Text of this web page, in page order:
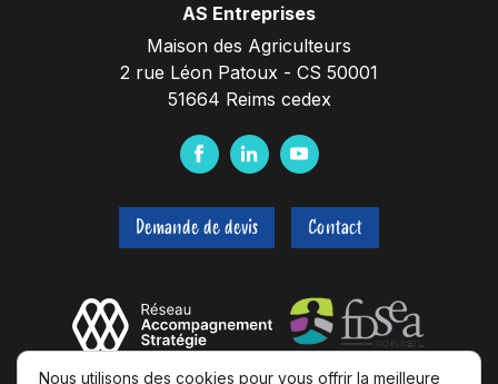
AS Entreprises
Maison des Agriculteurs
2 rue Léon Patoux - CS 50001
51664 Reims cedex
F
c
e
o
k
L
n
k
I
n
Y
u
t
b
e
Demande de devis Contact
Nous utilisons des cookies pour vous offrir la meilleure